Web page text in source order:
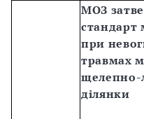
МОЗ
при
травмах
щелепно-
ділянки